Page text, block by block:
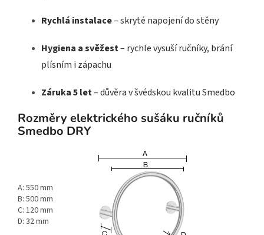
Rychlá instalace– skryté napojení do stěny
Hygiena a svěžest– rychle vysuší ručníky, brání
plísním i zápachu
Záruka 5 let– důvěra v švédskou kvalitu Smedbo
Rozměry elektrického sušáku ručníků
Smedbo DRY
A: 550 mm
B: 500 mm
C: 120 mm
D: 32 mm